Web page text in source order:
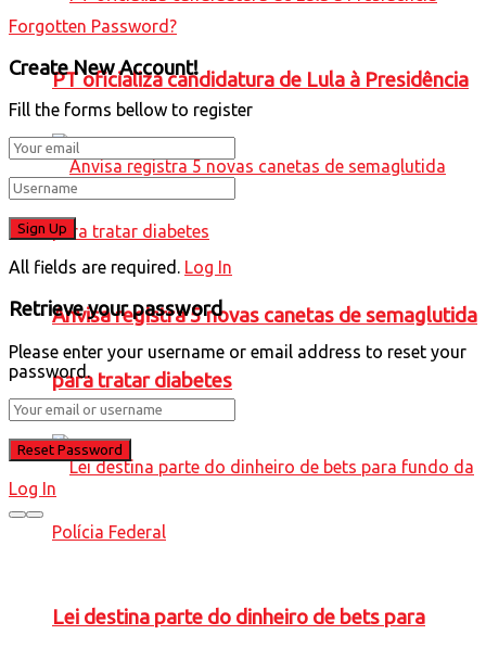
PT oficializa candidatura de Lula à Presidência
Anvisa registra 5 novas canetas de semaglutida
para tratar diabetes
Lei destina parte do dinheiro de bets para
Forgotten Password?
Create New Account!
Fill the forms bellow to register
All fields are required. Log In
Retrieve your password
Please enter your username or email address to reset your
password.
Log In